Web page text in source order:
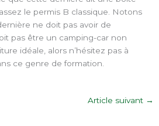
le permis B classique. Notons
ne doit pas avoir de
pas être un camping-car non
idéale, alors n’hésitez pas à
ce genre de formation.
Article suivant →